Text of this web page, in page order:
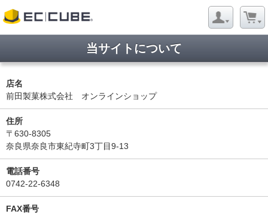
当サイトについて
店名
前田製菓株式会社 オンラインショップ
住所
〒630-8305
奈良県奈良市東紀寺町3丁目9-13
電話番号
0742-22-6348
FAX番号